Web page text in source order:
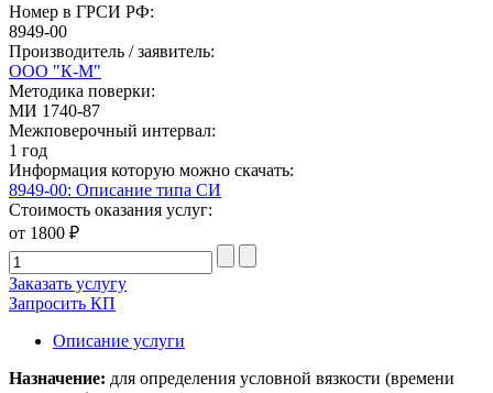
Номер в ГРСИ РФ:
8949-00
Производитель / заявитель:
ООО "К-М"
Методика поверки:
МИ 1740-87
Межповерочный интервал:
1 год
Информация которую можно скачать:
8949-00: Описание типа СИ
Стоимость оказания услуг:
от 1800 ₽
Заказать услугу
Запросить КП
Описание услуги
Назначение: для определения условной вязкости (времени